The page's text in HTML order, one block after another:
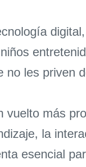
no les priven
más
la
esencial